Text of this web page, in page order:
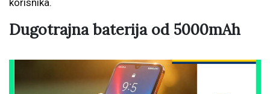
Dugotrajna baterija od 5000mAh